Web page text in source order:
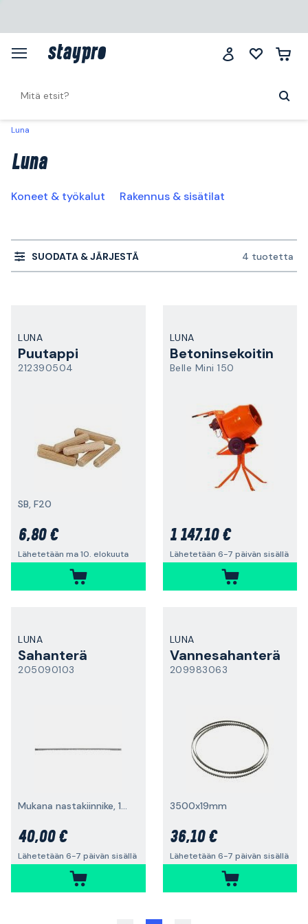
Luna
Luna
Koneet & työkalut Rakennus & sisätilat
SUODATA & JÄRJESTÄ 4 tuotetta
LUNA
Puutappi
212390504
SB, F20
6,80 €
Lähetetään ma 10. elokuuta
LUNA
Betoninsekoitin
Belle Mini 150
1 147,10 €
Lähetetään 6-7 päivän sisällä
LUNA
Sahanterä
205090103
Mukana nastakiinnike, 12 kpl
40,00 €
Lähetetään 6-7 päivän sisällä
LUNA
Vannesahanterä
209983063
3500x19mm
36,10 €
Lähetetään 6-7 päivän sisällä